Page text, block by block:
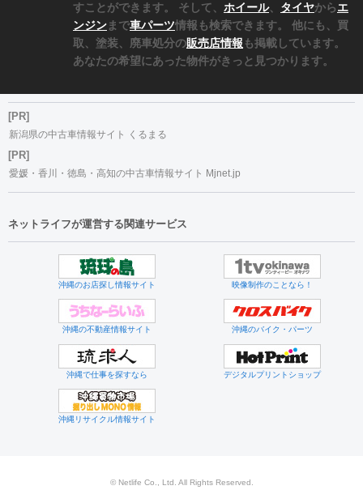
すことができます。 そして、 ホイール、 タイヤからエ
ンジンまで車パーツ情報も検索できます。 他にも、買
取、塗装、廃車処分の販売店情報 も掲載しています。
あなたの希望にあった物件がきっと見つかります。
[PR]
新潟県の中古車情報サイト くるまる
[PR]
愛媛・香川・徳島・高知の中古車情報サイト Mjnet.jp
ネットライフが運営する関連サービス
沖縄のお店探し情報サイト 映像制作のことなら！
沖縄の不動産情報サイト 沖縄のバイク・パーツ
沖縄で仕事を探すなら デジタルプリントショップ
沖縄リサイクル情報サイト
© Netlife Co., Ltd. All Rights Reserved.